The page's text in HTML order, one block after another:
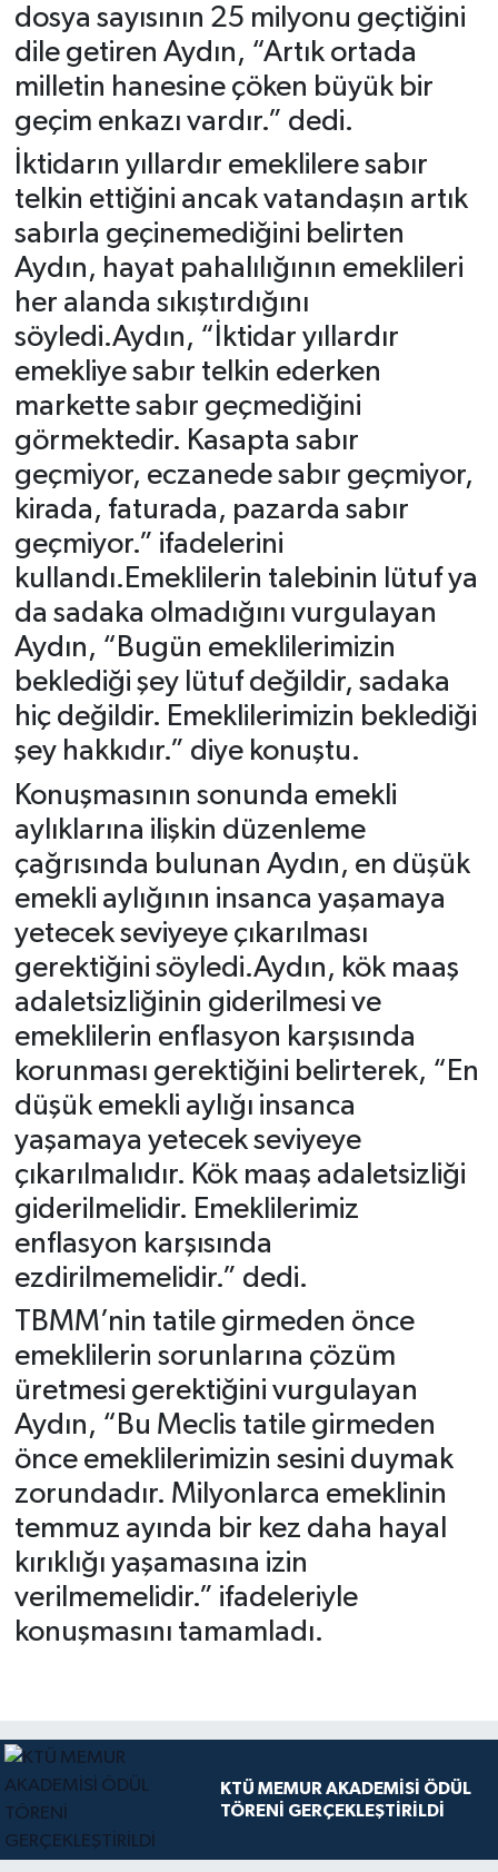
dosya sayısının 25 milyonu geçtiğini
dile getiren Aydın, “Artık ortada
milletin hanesine çöken büyük bir
geçim enkazı vardır.” dedi.
İktidarın yıllardır emeklilere sabır
telkin ettiğini ancak vatandaşın artık
sabırla geçinemediğini belirten
Aydın, hayat pahalılığının emeklileri
her alanda sıkıştırdığını
söyledi.Aydın, “İktidar yıllardır
emekliye sabır telkin ederken
markette sabır geçmediğini
görmektedir. Kasapta sabır
geçmiyor, eczanede sabır geçmiyor,
kirada, faturada, pazarda sabır
geçmiyor.” ifadelerini
kullandı.Emeklilerin talebinin lütuf ya
da sadaka olmadığını vurgulayan
Aydın, “Bugün emeklilerimizin
beklediği şey lütuf değildir, sadaka
hiç değildir. Emeklilerimizin beklediği
şey hakkıdır.” diye konuştu.
Konuşmasının sonunda emekli
aylıklarına ilişkin düzenleme
çağrısında bulunan Aydın, en düşük
emekli aylığının insanca yaşamaya
yetecek seviyeye çıkarılması
gerektiğini söyledi.Aydın, kök maaş
adaletsizliğinin giderilmesi ve
emeklilerin enflasyon karşısında
korunması gerektiğini belirterek, “En
düşük emekli aylığı insanca
yaşamaya yetecek seviyeye
çıkarılmalıdır. Kök maaş adaletsizliği
giderilmelidir. Emeklilerimiz
enflasyon karşısında
ezdirilmemelidir.” dedi.
TBMM’nin tatile girmeden önce
emeklilerin sorunlarına çözüm
üretmesi gerektiğini vurgulayan
Aydın, “Bu Meclis tatile girmeden
önce emeklilerimizin sesini duymak
zorundadır. Milyonlarca emeklinin
temmuz ayında bir kez daha hayal
kırıklığı yaşamasına izin
verilmemelidir.” ifadeleriyle
konuşmasını tamamladı.
KTÜ MEMUR AKADEMİSİ ÖDÜL
TÖRENİ GERÇEKLEŞTİRİLDİ